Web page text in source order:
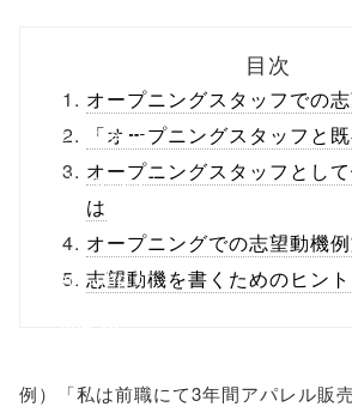
content/themes
/tapbiz_theme/
parts/sns-
buttons.php on
目次
オープニングスタッフでの
「オープニングスタッフと
オープニングスタッフとし
は
オープニングでの志望動機
志望動機を書くためのヒント
例）「私は前職にて3年間アパレル販